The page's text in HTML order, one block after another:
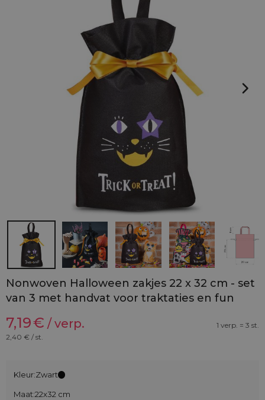
Nonwoven Halloween zakjes 22 x 32 cm - set
van 3 met handvat voor traktaties en fun
7,19€ / verp.
1 verp. = 3 st.
2,40 € / st.
Kleur:Zwart
Maat:22x32 cm